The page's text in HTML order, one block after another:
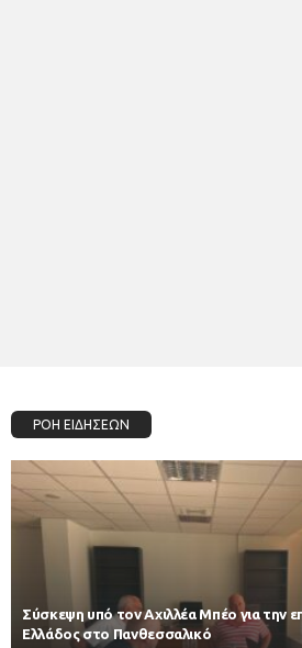
ΡΟΗ ΕΙΔΗΣΕΩΝ
Σύσκεψη υπό τον Αχιλλέα Μπέο για την
Ελλάδος στο Πανθεσσαλικό